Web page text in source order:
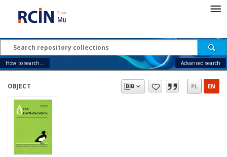
How to search... Advanced search
OBJECT PL EN